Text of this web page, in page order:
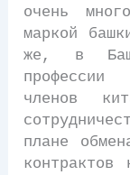
очень
маркой
же, в
членов
плане
контрактов